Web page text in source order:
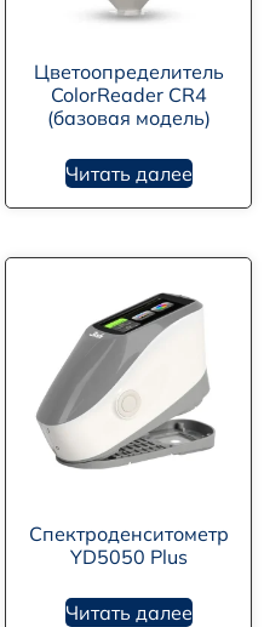
Цветоопределитель
ColorReader CR4
(базовая модель)
Читать далее
Спектроденситометр
YD5050 Plus
Читать далее